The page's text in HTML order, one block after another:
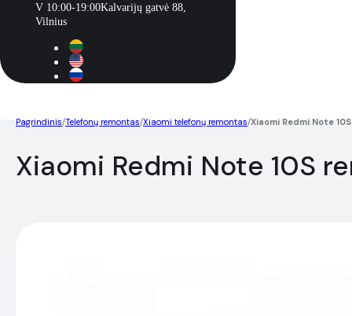
V 10:00-19:00Kalvarijų gatvė 88,
Vilnius
Pagrindinis/Telefonų remontas/Xiaomi telefonų remontas/Xiaomi Redmi Note
Xiaomi Redmi Note 10S